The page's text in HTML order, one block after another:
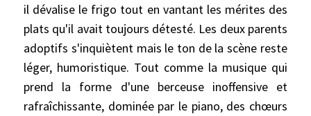
il dévalise le frigo tout en vantant les mérites des
plats qu'il avait toujours détesté. Les deux parents
adoptifs s'inquiètent mais le ton de la scène reste
léger, humoristique. Tout comme la musique qui
prend la forme d'une berceuse inoffensive et
rafraîchissante, dominée par le piano, des chœurs